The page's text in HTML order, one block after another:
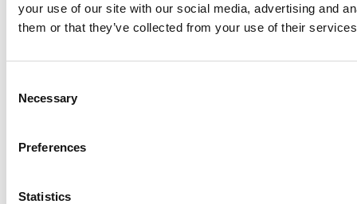
your use of our site with our social media, advertising and
them or that they’ve collected from your use of their
Selection
Necessary
Preferences
Statistics